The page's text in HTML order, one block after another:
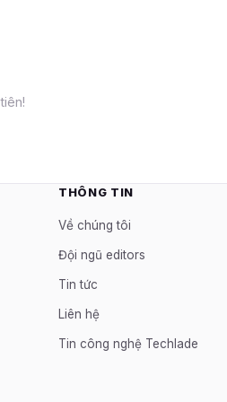
THÔNG TIN
Về chúng tôi
Đội ngũ editors
Tin tức
Liên hệ
Tin công nghệ Techlade